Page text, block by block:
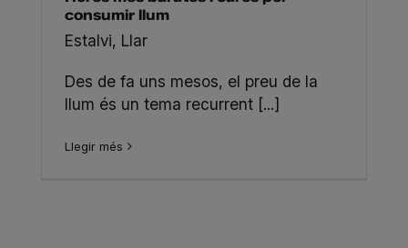
consumir llum
Estalvi, Llar
Des de fa uns mesos, el preu de la
llum és un tema recurrent [...]
Llegir més